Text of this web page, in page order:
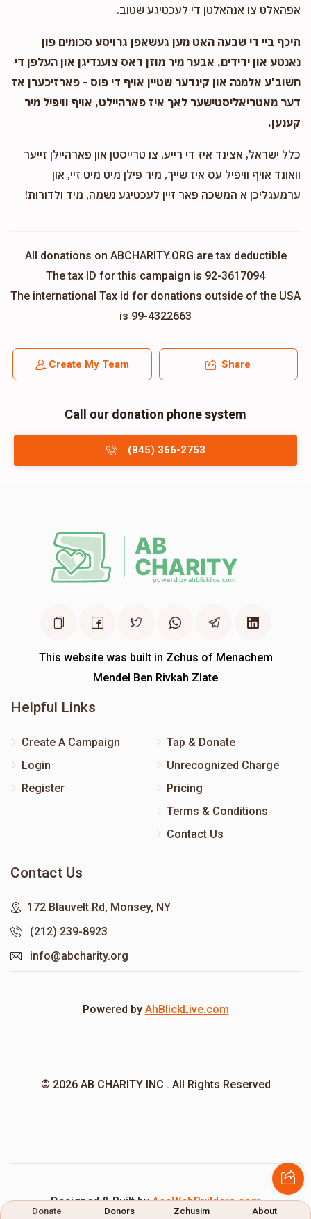
אפהאלט צו אנהאלטן די לעכטיגע שטוב.
תיכף ביי די שבעה האט מען געשאפן גרויסע סכומים פון
נאנטע און ידידים, אבער מיר מוזן דאס צוענדיגן און העלפן די
חשוב'ע אלמנה און קינדער שטיין אויף די פוס - פארזיכערן אז
דער מאטריאליסטישער לאך איז פארהיילט, אויף וויפיל מיר
קענען.
כלל ישראל, אצינד איז די רייע, צו טרייסטן און פארהיילן זייער
וואונד אויף וויפיל עס איז שייך, מיר פילן מיט מיט זיי, און
ערמעגליכן א המשכה פאר זיין לעכטיגע נשמה, מיד ולדורות!
All donations on ABCHARITY.ORG are tax deductible
The tax ID for this campaign is 92-3617094
The international Tax id for donations outside of the USA
is 99-4322663
Create My Team Share
Call our donation phone system
(845) 366-2753
This website was built in Zchus of Menachem
Mendel Ben Rivkah Zlate
Helpful Links
Create A Campaign
Login
Register
Tap & Donate
Unrecognized Charge
Pricing
Terms & Conditions
Contact Us
Contact Us
172 Blauvelt Rd, Monsey, NY
(212) 239-8923
info@abcharity.org
Powered by AhBlickLive.com
© 2026 AB CHARITY INC . All Rights Reserved
Designed & Built byAceWebBuilders.com
Donate Donors Zchusim About